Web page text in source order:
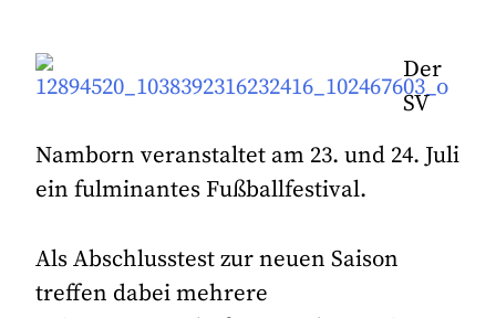
Der
SV
Namborn veranstaltet am 23. und 24. Juli
ein fulminantes Fußballfestival.
Als Abschlusstest zur neuen Saison
treffen dabei mehrere